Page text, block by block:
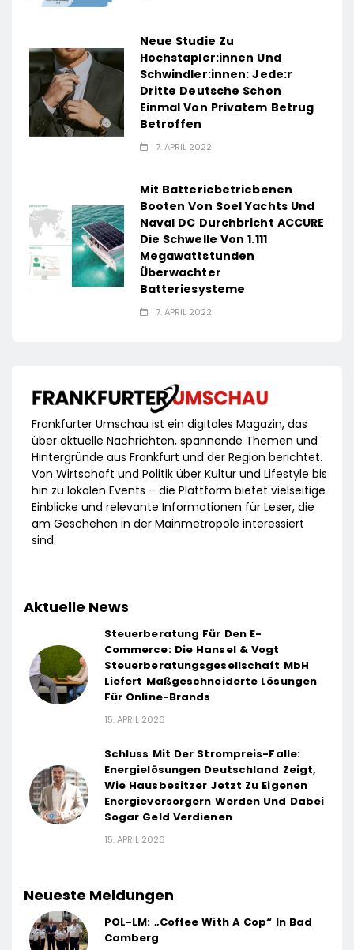
Neue Studie Zu
Hochstapler:innen Und
Schwindler:innen: Jede:r
Dritte Deutsche Schon
Einmal Von Privatem Betrug
Betroffen
7. APRIL 2022
Mit Batteriebetriebenen
Booten Von Soel Yachts Und
Naval DC Durchbricht ACCURE
Die Schwelle Von 1.111
Megawattstunden
Überwachter
Batteriesysteme
7. APRIL 2022
Frankfurter Umschau ist ein digitales Magazin, das
über aktuelle Nachrichten, spannende Themen und
Hintergründe aus Frankfurt und der Region berichtet.
Von Wirtschaft und Politik über Kultur und Lifestyle bis
hin zu lokalen Events – die Plattform bietet vielseitige
Einblicke und relevante Informationen für Leser, die
am Geschehen in der Mainmetropole interessiert
sind.
Aktuelle News
Steuerberatung Für Den E-
Commerce: Die Hansel & Vogt
Steuerberatungsgesellschaft MbH
Liefert Maßgeschneiderte Lösungen
Für Online-Brands
15. APRIL 2026
Schluss Mit Der Strompreis-Falle:
Energielösungen Deutschland Zeigt,
Wie Hausbesitzer Jetzt Zu Eigenen
Energieversorgern Werden Und Dabei
Sogar Geld Verdienen
15. APRIL 2026
Neueste Meldungen
POL-LM: „Coffee With A Cop“ In Bad
Camberg